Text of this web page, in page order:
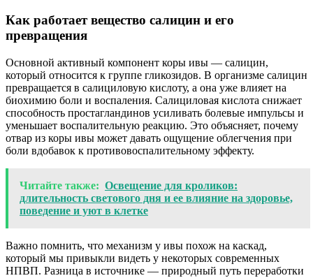
Как работает вещество салицин и его
превращения
Основной активный компонент коры ивы — салицин,
который относится к группе гликозидов. В организме салицин
превращается в салициловую кислоту, а она уже влияет на
биохимию боли и воспаления. Салициловая кислота снижает
способность простагландинов усиливать болевые импульсы и
уменьшает воспалительную реакцию. Это объясняет, почему
отвар из коры ивы может давать ощущение облегчения при
боли вдобавок к противовоспалительному эффекту.
Читайте также: Освещение для кроликов:
длительность светового дня и ее влияние на здоровье,
поведение и уют в клетке
Важно помнить, что механизм у ивы похож на каскад,
который мы привыкли видеть у некоторых современных
НПВП. Разница в источнике — природный путь переработки